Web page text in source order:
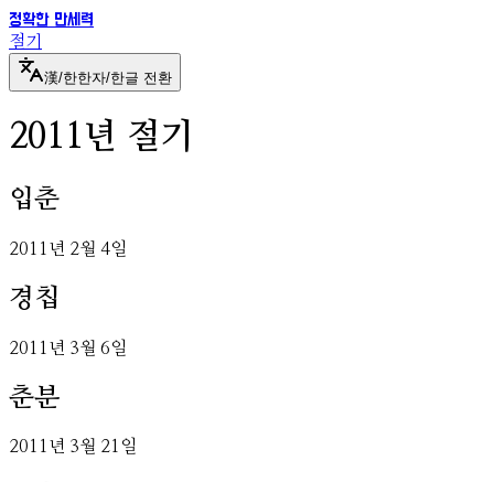
정확한 만세력
절기
漢/한한자/한글 전환
2011 년 절기
입춘
2011 년 2월 4일
경칩
2011 년 3월 6일
춘분
2011년 3월 21 일